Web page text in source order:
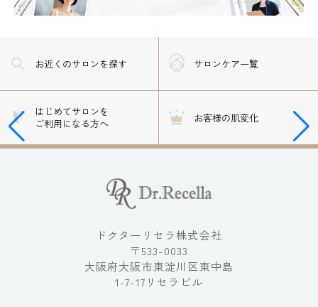
お近くのサロンを探す サロンケア一覧
はじめてサロンを
ご利用になる方へ
お客様の肌変化
ドクターリセラ株式会社
〒533-0033
大阪府大阪市東淀川区東中島
1-7-17リセラビル